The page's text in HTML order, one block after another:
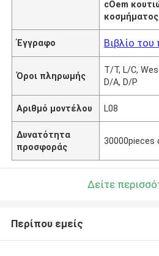
cOem
κοσμήματος
Έγγραφο Βιβλίο του
Όροι πληρωμής
T/T, L/C,
D/A, D/P
Αριθμό μοντέλου L08
Δυνατότητα
προσφοράς
30000pieces
Δείτε
Περίπου εμείς